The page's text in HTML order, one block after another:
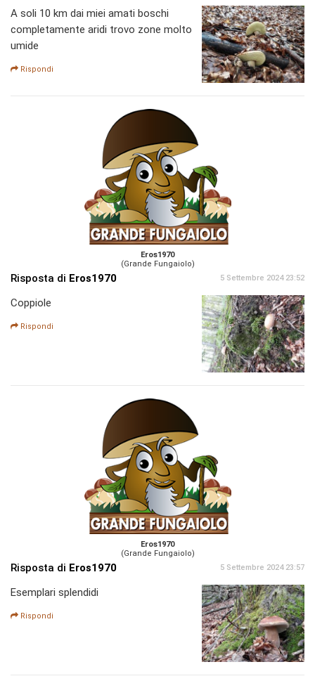
A soli 10 km dai miei amati boschi
completamente aridi trovo zone molto
umide
Rispondi
Eros1970
(Grande Fungaiolo)
Risposta di Eros1970 5 Settembre 2024 23:52
Coppiole
Rispondi
Eros1970
(Grande Fungaiolo)
Risposta di Eros1970 5 Settembre 2024 23:57
Esemplari splendidi
Rispondi